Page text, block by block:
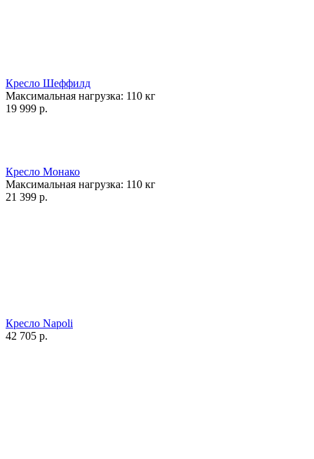
Кресло Шеффилд
Максимальная нагрузка: 110 кг
19 999 р.
Кресло Монако
Максимальная нагрузка: 110 кг
21 399 р.
Кресло Napoli
42 705 р.